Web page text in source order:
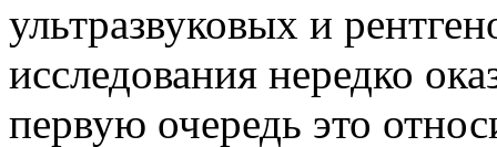
ультразвуковых и
исследования нередко
первую очередь это